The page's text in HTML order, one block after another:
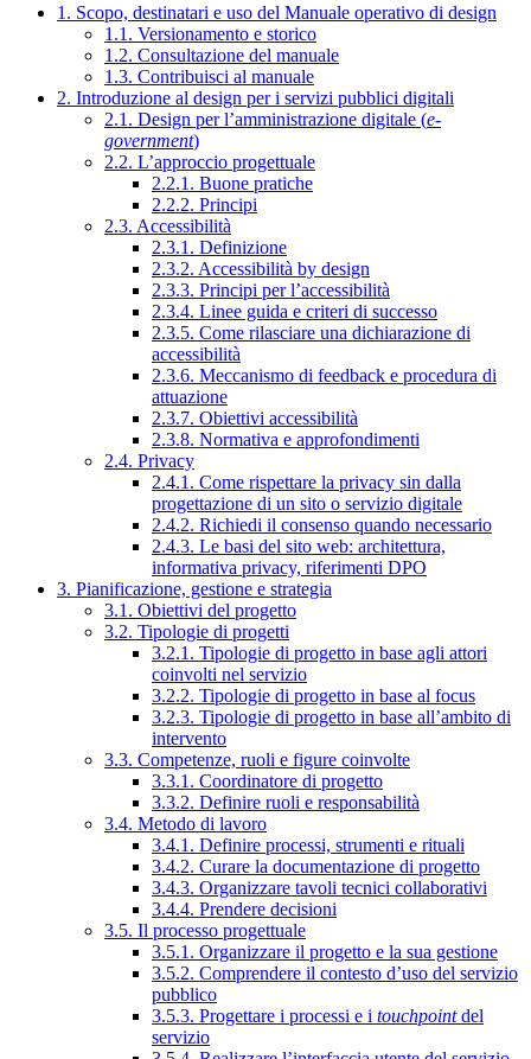
1. Scopo, destinatari e uso del Manuale operativo di design
1.1. Versionamento e storico
1.2. Consultazione del manuale
1.3. Contribuisci al manuale
2. Introduzione al design per i servizi pubblici digitali
2.1. Design per l’amministrazione digitale (e-
government)
2.2. L’approccio progettuale
2.2.1. Buone pratiche
2.2.2. Principi
2.3. Accessibilità
2.3.1. Definizione
2.3.2. Accessibilità by design
2.3.3. Principi per l’accessibilità
2.3.4. Linee guida e criteri di successo
2.3.5. Come rilasciare una dichiarazione di
accessibilità
2.3.6. Meccanismo di feedback e procedura di
attuazione
2.3.7. Obiettivi accessibilità
2.3.8. Normativa e approfondimenti
2.4. Privacy
2.4.1. Come rispettare la privacy sin dalla
progettazione di un sito o servizio digitale
2.4.2. Richiedi il consenso quando necessario
2.4.3. Le basi del sito web: architettura,
informativa privacy, riferimenti DPO
3. Pianificazione, gestione e strategia
3.1. Obiettivi del progetto
3.2. Tipologie di progetti
3.2.1. Tipologie di progetto in base agli attori
coinvolti nel servizio
3.2.2. Tipologie di progetto in base al focus
3.2.3. Tipologie di progetto in base all’ambito di
intervento
3.3. Competenze, ruoli e figure coinvolte
3.3.1. Coordinatore di progetto
3.3.2. Definire ruoli e responsabilità
3.4. Metodo di lavoro
3.4.1. Definire processi, strumenti e rituali
3.4.2. Curare la documentazione di progetto
3.4.3. Organizzare tavoli tecnici collaborativi
3.4.4. Prendere decisioni
3.5. Il processo progettuale
3.5.1. Organizzare il progetto e la sua gestione
3.5.2. Comprendere il contesto d’uso del servizio
pubblico
3.5.3. Progettare i processi e i touchpointdel
servizio